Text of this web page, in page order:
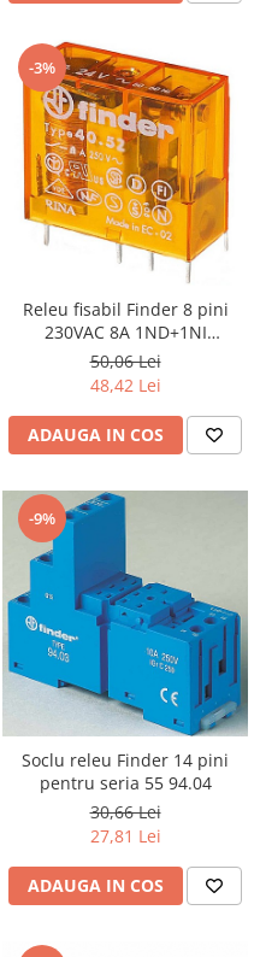
-3%
Releu fisabil Finder 8 pini
230VAC 8A 1ND+1NI
40.52.8.230.0000
50,06 Lei
48,42 Lei
ADAUGA IN COS
-9%
Soclu releu Finder 14 pini
pentru seria 55 94.04
30,66 Lei
27,81 Lei
ADAUGA IN COS